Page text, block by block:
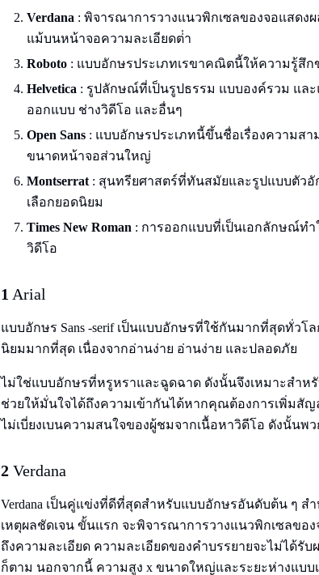
Verdana : พิจารณาการวางแนวพิกเซลของจอแสดง
แม้บนหน้าจอความละเอียดต่ํา
Roboto : แบบอักษรประเภทเรขาคณิตนี้ให้ความรู้สึก
Helvetica : รูปลักษณ์ที่เป็นรูปธรรม แบบองค์รวม แล
ออกแบบ ช่างวิดีโอ และอื่นๆ
Open Sans : แบบอักษรประเภทนี้ขึ้นชื่อเรื่องความส
ขนาดหน้าจอส่วนใหญ่
Montserrat : สุนทรียศาสตร์ที่ทันสมัยและรูปแบบตัวอั
เลือกยอดนิยม
Times New Roman : การออกแบบที่เป็นเอกลักษณ์ทํ
วิดีโอ
1 Arial
แบบอักษร Sans -serif เป็นแบบอักษรที่ใช้กันมากที่สุดทั่วโล
นิยมมากที่สุด เนื่องจากอ่านง่าย อ่านง่าย และปลอดภัย
ไม่ใช่แบบอักษรที่หรูหราและฉูดฉาด ดังนั้นจึงเหมาะสํา
ช่วยให้มั่นใจได้ถึงความเข้ากันได้หากคุณต้องการเพิ่มสั
ไม่เบี่ยงเบนความสนใจของผู้ชมจากเนื้อหาวิดีโอ ดังนั้นพว
2 Verdana
Verdana เป็นคู่แข่งที่ดีที่สุดสําหรับแบบอักษรอันดับต้น ๆ สํ
เหตุผลชัดเจน ขั้นแรก จะพิจารณาการวางแนวพิกเซลขอ
ถึงความละเอียด ความละเอียดของคําบรรยายจะไม่ได้รั
ก็ตาม นอกจากนี้ ความสูง x ขนาดใหญ่และระยะห่างแบบ